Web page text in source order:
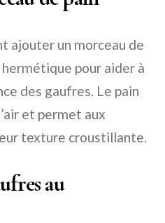
ajouter un morceau de
pour aider à
des gaufres. Le pain
et permet aux
texture croustillante.
au